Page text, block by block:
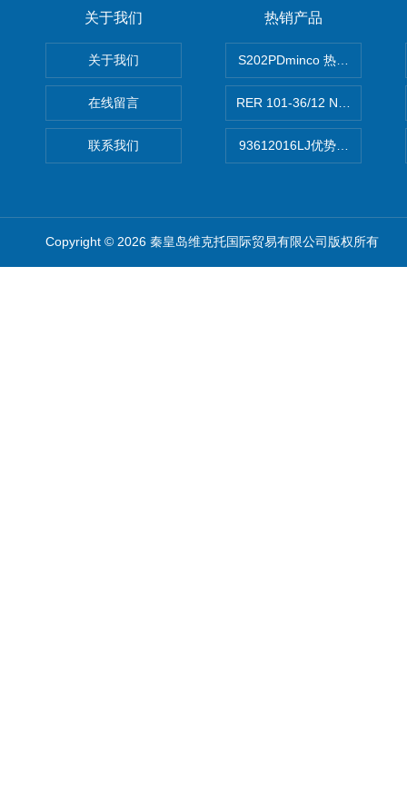
关于我们
关于我们
在线留言
联系我们
热销产品
S202PDminco 热电阻
RER 101-36/12 NHH离心
93612016LJ优势供应美国
Copyright © 2026 秦皇岛维克托国际贸易有限公司版权所有